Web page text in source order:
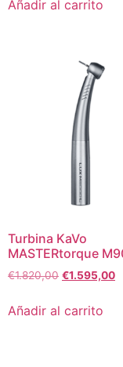
Añadir al carrito
Turbina KaVo
MASTERtorque
€1.820,00 €1.595,00
Añadir al carrito